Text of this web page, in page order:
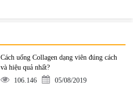
Cách uống Collagen dạng viên đúng cách
và hiệu quả nhất?
106.146
05/08/2019